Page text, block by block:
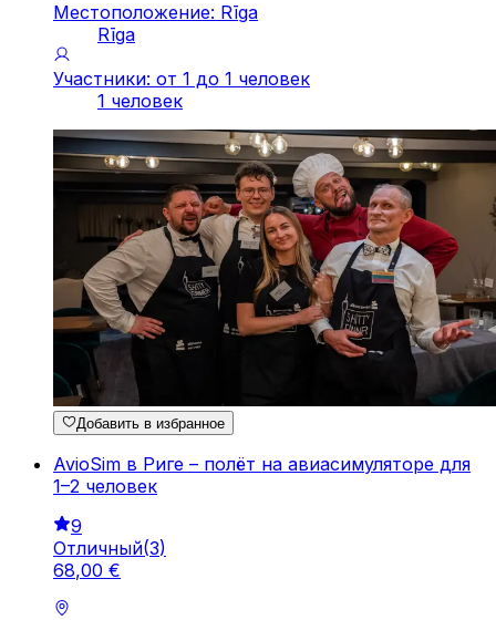
Местоположение: Rīga
Rīga
Участники: от 1 до 1 человек
1 человек
Добавить в избранное
AvioSim в Риге – полёт на авиасимуляторе для
1–2 человек
9
Отличный(3)
68,00 €